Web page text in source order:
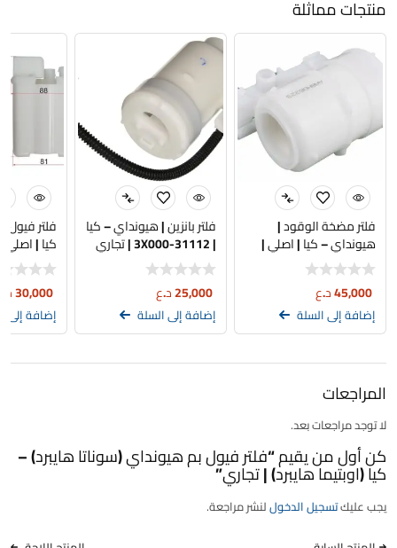
منتجات مماثلة
فلتر مضخة الوقود |
هيونداي – كيا | اصلي |
31112-C1100
45,000د.ع
إضافة إلى السلة
فلتر بانزين | هيونداي – كيا
| 31112-3X000 | تجاري
25,000د.ع
إضافة إلى السلة
فلتر فيول
2H000
30,000
إضافة إلى
المراجعات
لا توجد مراجعات بعد.
كن أول من يقيم “فلتر فيول بم هيونداي (سوناتا هايبرد) –
كيا (اوبتيما هايبرد) | تجاري”
يجب عليكتسجيل الدخوللنشر مراجعة.